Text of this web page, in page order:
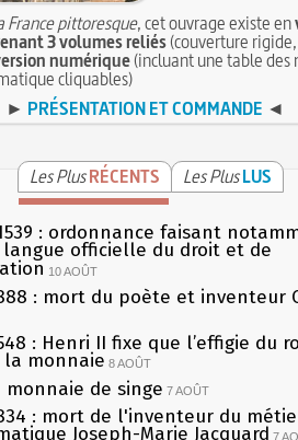
France pittoresque, cet ouvrage existe en
3 volumes reliés(couverture
numérique(incluant une table des
cliquables)
► PRÉSENTATION ET COMMANDE ◄
Les PlusRÉCENTS Les PlusLUS
: ordonnance faisant
officielle du droit et de
10 AOÛT
: mort du poète et inventeur
: Henri II fixe que l’effigie du
monnaie 8 AOÛT
monnaie de singe 7 AOÛT
: mort de l'inventeur du
Joseph-Marie Jacquard 7